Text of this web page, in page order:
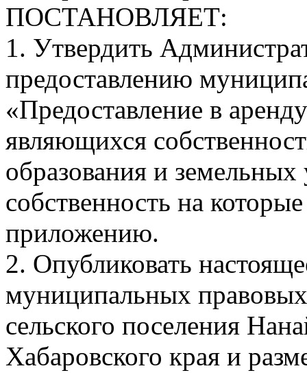
ПОСТАНОВЛЯЕТ:
1. Утвердить
предоставлению
«Предоставление в
являющихся
образования и земельных
собственность на
приложению.
2. Опубликовать
муниципальных правовых
сельского поселения
Хабаровского края и